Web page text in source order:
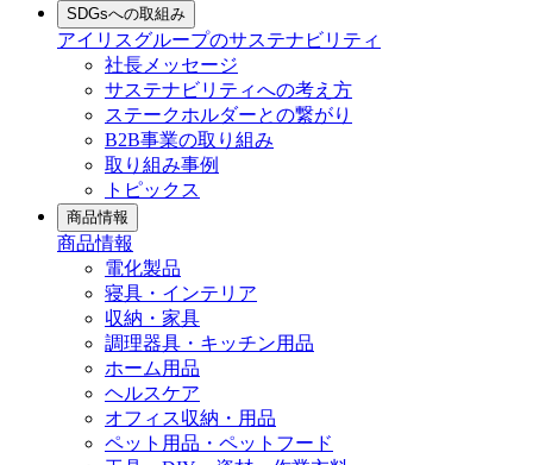
SDGsへの取組み
アイリスグループのサステナビリティ
社長メッセージ
サステナビリティへの考え方
ステークホルダーとの繋がり
B2B事業の取り組み
取り組み事例
トピックス
商品情報
商品情報
電化製品
寝具・インテリア
収納・家具
調理器具・キッチン用品
ホーム用品
ヘルスケア
オフィス収納・用品
ペット用品・ペットフード